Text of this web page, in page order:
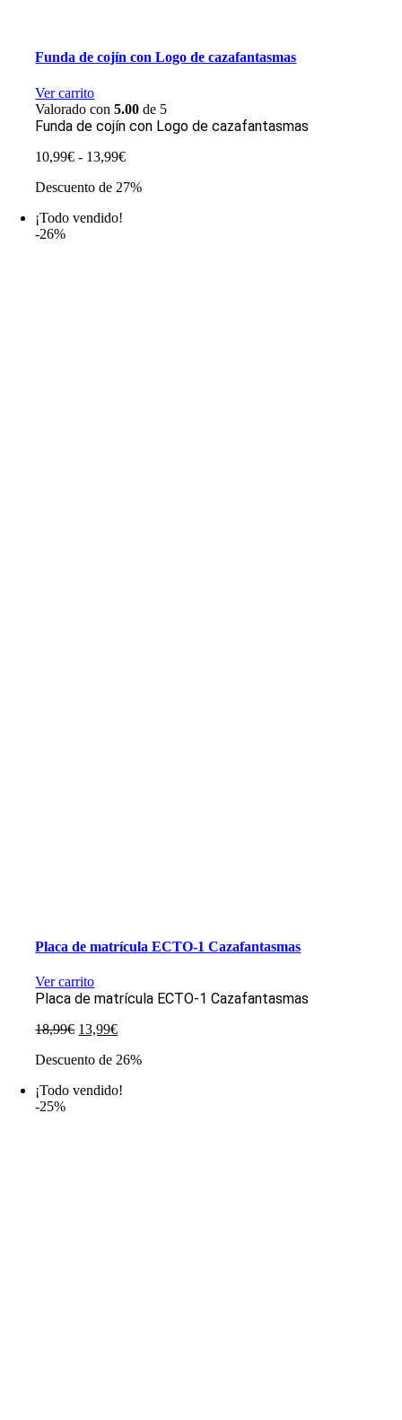
Funda de cojín con Logo de cazafantasmas
Ver carrito
Valorado con5.00 de 5
Funda de cojín con Logo de cazafantasmas
10,99€ - 13,99€Rango
precios:
Descuento de 27%
¡Todo vendido!
-26%
Placa de matrícula ECTO-1 Cazafantasmas
Ver carrito
Placa de matrícula ECTO-1 Cazafantasmas
18,99€ El
original
18,99€.
13,99€El
actual
13,99€.
Descuento de 26%
¡Todo vendido!
-25%